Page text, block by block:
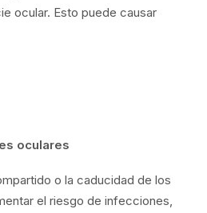
ocular. Esto puede causar
oculares
o la caducidad de los
el riesgo de infecciones,